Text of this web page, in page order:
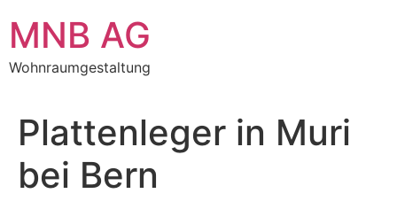
Inhalt
springen
MNB AG
Wohnraumgestaltung
Plattenleger in Muri
bei Bern